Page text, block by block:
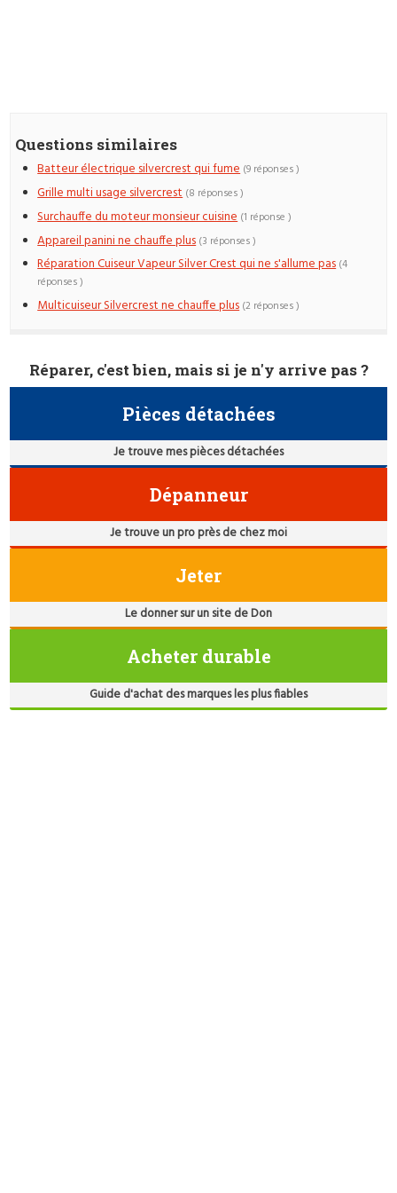
Questions similaires
Batteur électrique silvercrest qui fume (9 réponses )
Grille multi usage silvercrest (8 réponses )
Surchauffe du moteur monsieur cuisine (1 réponse )
Appareil panini ne chauffe plus (3 réponses )
Réparation Cuiseur Vapeur Silver Crest qui ne s'allume pas (4
réponses )
Multicuiseur Silvercrest ne chauffe plus (2 réponses )
Réparer, c'est bien, mais si je n'y arrive pas ?
Pièces détachées
Je trouve mes pièces détachées
Dépanneur
Je trouve un pro près de chez moi
Jeter
Le donner sur un site de Don
Acheter durable
Guide d'achat des marques les plus fiables